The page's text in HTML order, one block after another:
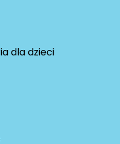
dla dzieci